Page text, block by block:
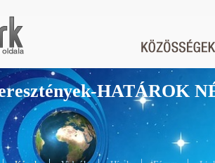
HATÁROK